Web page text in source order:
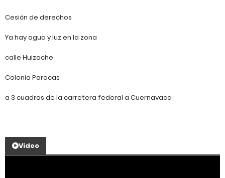
Cesión de derechos
Ya hay agua y luz en la zona
calle Huizache
Colonia Paracas
a 3 cuadras de la carretera federal a Cuernavaca
Video